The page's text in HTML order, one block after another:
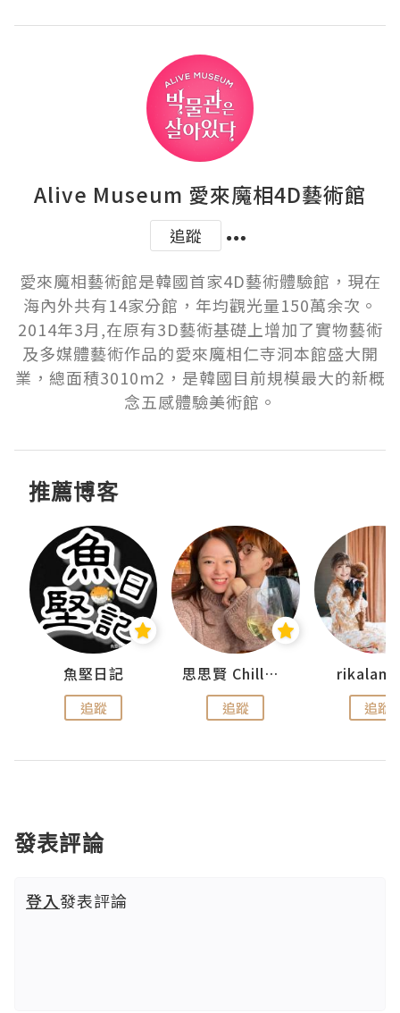
Alive Museum 愛來魔相4D藝術館
追蹤
愛來魔相藝術館是韓國首家4D藝術體驗館，現在
海內外共有14家分館，年均觀光量150萬余次。
2014年3月,在原有3D藝術基礎上增加了實物藝術
及多媒體藝術作品的愛來魔相仁寺洞本館盛大開
業，總面積3010m2，是韓國目前規模最大的新概
推薦博客
魚堅日記
追蹤
思思賢 ChillMyBabe
追蹤 追蹤
發表評論
登入發表評論